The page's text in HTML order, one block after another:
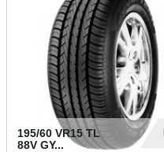
195/60 VR15 TL
88V GY...